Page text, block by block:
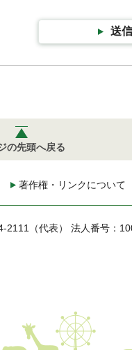
送信
の先頭へ戻る
著作権・リンクについて
2111（代表） 法人番号：